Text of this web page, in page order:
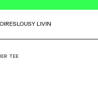
LOUSY LIVIN
TEE